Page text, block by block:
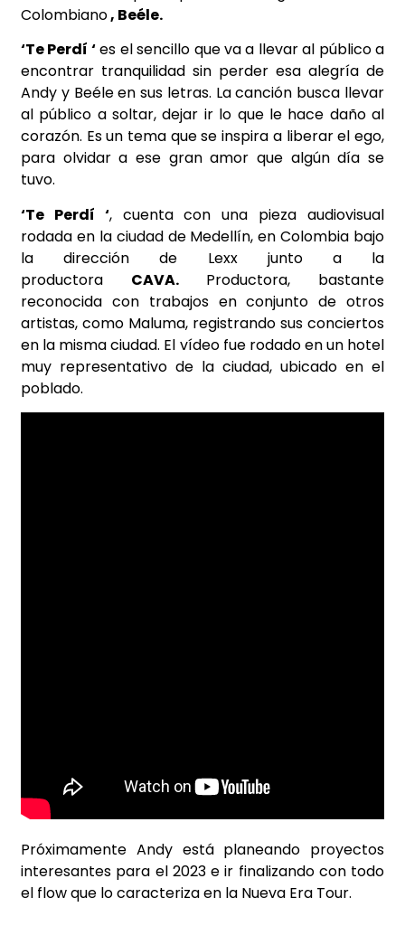
Colombiano, Beéle.
‘Te Perdí ‘es el sencillo que va a llevar al público a
encontrar tranquilidad sin perder esa alegría de
Andy y Beéle en sus letras. La canción busca llevar
al público a soltar, dejar ir lo que le hace daño al
corazón. Es un tema que se inspira a liberar el ego,
para olvidar a ese gran amor que algún día se
tuvo.
‘Te Perdí ‘, cuenta con una pieza audiovisual
rodada en la ciudad de Medellín, en Colombia bajo
la dirección de Lexx junto a la
productora
CAVA.
Productora, bastante
reconocida con trabajos en conjunto de otros
artistas, como Maluma, registrando sus conciertos
en la misma ciudad. El vídeo fue rodado en un hotel
muy representativo de la ciudad, ubicado en el
poblado.
Próximamente Andy está planeando proyectos
interesantes para el 2023 e ir finalizando con todo
el flow que lo caracteriza en la Nueva Era Tour.